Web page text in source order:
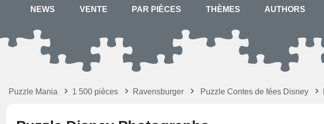
NEWS VENTE PAR PIÈCES THÈMES AUTHORS
Puzzle Mania 1 500 pièces Ravensburger Puzzle Contes de fées Disney